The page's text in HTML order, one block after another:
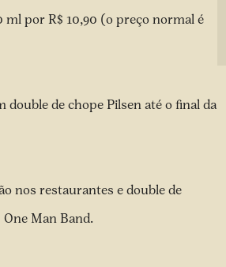
ml por R$ 10,90 (o preço normal é
de chope Pilsen até o final da
nos restaurantes e double de
Man Band.